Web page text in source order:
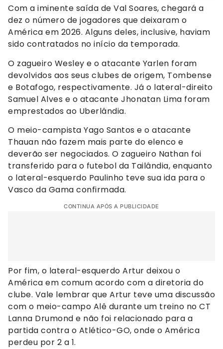
Com a iminente saída de Val Soares, chegará a
dez o número de jogadores que deixaram o
América em 2026. Alguns deles, inclusive, haviam
sido contratados no início da temporada.
O zagueiro Wesley e o atacante Yarlen foram
devolvidos aos seus clubes de origem, Tombense
e Botafogo, respectivamente. Já o lateral-direito
Samuel Alves e o atacante Jhonatan Lima foram
emprestados ao Uberlândia.
O meio-campista Yago Santos e o atacante
Thauan não fazem mais parte do elenco e
deverão ser negociados. O zagueiro Nathan foi
transferido para o futebol da Tailândia, enquanto
o lateral-esquerdo Paulinho teve sua ida para o
Vasco da Gama confirmada.
CONTINUA APÓS A PUBLICIDADE
Por fim, o lateral-esquerdo Artur deixou o
América em comum acordo com a diretoria do
clube. Vale lembrar que Artur teve uma discussão
com o meio-campo Alê durante um treino no CT
Lanna Drumond e não foi relacionado para a
partida contra o Atlético-GO, onde o América
perdeu por 2 a 1.